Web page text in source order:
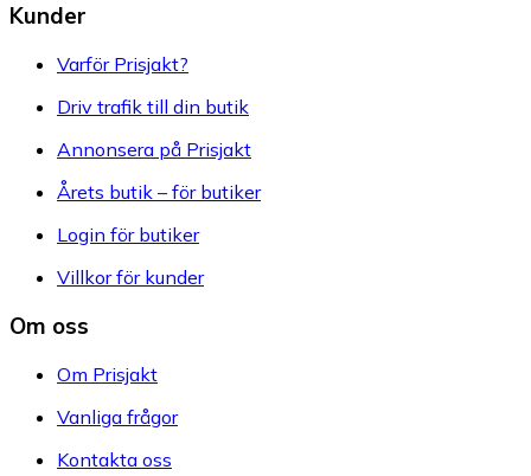
Kunder
Varför Prisjakt?
Driv trafik till din butik
Annonsera på Prisjakt
Årets butik – för butiker
Login för butiker
Villkor för kunder
Om oss
Om Prisjakt
Vanliga frågor
Kontakta oss